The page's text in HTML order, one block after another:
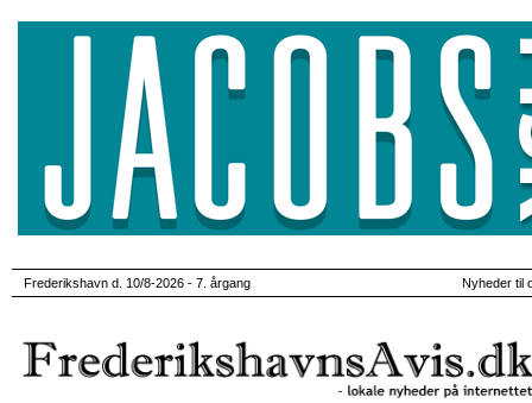
Frederikshavn d. 10/8-2026 - 7. årgang Nyheder til